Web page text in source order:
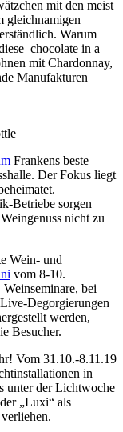
mit den meist
gleichnamigen
Warum
chocolate in a
mit Chardonnay,
Manufakturen
Frankens beste
Der Fokus liegt
Betriebe sorgen
nicht zu
Wein- und
vom 8-10.
bei
Degorgierungen
werden,
Besucher.
Vom 31.10.-8.11.19
in
unter der Lichtwoche
„Luxi“ als